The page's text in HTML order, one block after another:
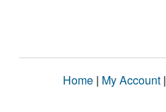
Home | My Account |